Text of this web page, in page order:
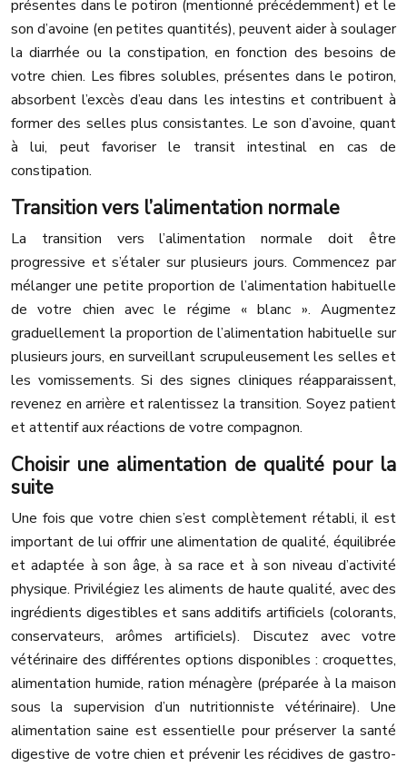
présentes dans le potiron (mentionné précédemment) et le
son d’avoine (en petites quantités), peuvent aider à soulager
la diarrhée ou la constipation, en fonction des besoins de
votre chien. Les fibres solubles, présentes dans le potiron,
absorbent l’excès d’eau dans les intestins et contribuent à
former des selles plus consistantes. Le son d’avoine, quant
à lui, peut favoriser le transit intestinal en cas de
constipation.
Transition vers l’alimentation normale
La transition vers l’alimentation normale doit être
progressive et s’étaler sur plusieurs jours. Commencez par
mélanger une petite proportion de l’alimentation habituelle
de votre chien avec le régime « blanc ». Augmentez
graduellement la proportion de l’alimentation habituelle sur
plusieurs jours, en surveillant scrupuleusement les selles et
les vomissements. Si des signes cliniques réapparaissent,
revenez en arrière et ralentissez la transition. Soyez patient
et attentif aux réactions de votre compagnon.
Choisir une alimentation de qualité pour la
suite
Une fois que votre chien s’est complètement rétabli, il est
important de lui offrir une alimentation de qualité, équilibrée
et adaptée à son âge, à sa race et à son niveau d’activité
physique. Privilégiez les aliments de haute qualité, avec des
ingrédients digestibles et sans additifs artificiels (colorants,
conservateurs, arômes artificiels). Discutez avec votre
vétérinaire des différentes options disponibles : croquettes,
alimentation humide, ration ménagère (préparée à la maison
sous la supervision d’un nutritionniste vétérinaire). Une
alimentation saine est essentielle pour préserver la santé
digestive de votre chien et prévenir les récidives de gastro-